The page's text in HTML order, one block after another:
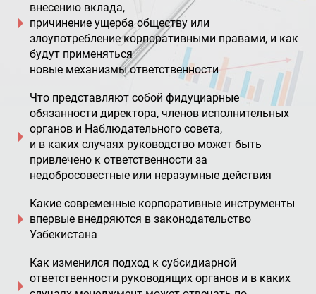
внесению вклада,
причинение ущерба обществу или
злоупотребление корпоративными правами, и как
будут применяться
новые механизмы ответственности
Что представляют собой фидуциарные
обязанности директора, членов исполнительных
органов и Наблюдательного совета,
и в каких случаях руководство может быть
привлечено к ответственности за
недобросовестные или неразумные действия
Какие современные корпоративные инструменты
впервые внедряются в законодательство
Узбекистана
Как изменился подход к субсидиарной
ответственности руководящих органов и в каких